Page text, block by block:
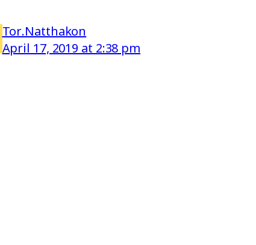
Tor.Natthakon
April 17, 2019 at 2:38 pm